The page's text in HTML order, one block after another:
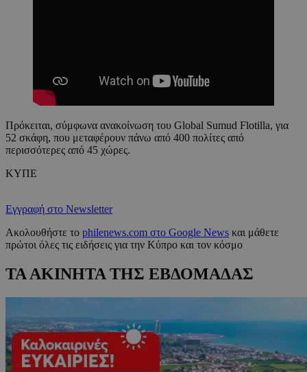
Πρόκειται, σύμφωνα ανακοίνωση του Global Sumud Flotilla, για
52 σκάφη, που μεταφέρουν πάνω από 400 πολίτες από
περισσότερες από 45 χώρες.
ΚΥΠΕ
Εγγραφή στο Newsletter
Ακολουθήστε το philenews.com στο Google News και μάθετε
πρώτοι όλες τις ειδήσεις για την Κύπρο και τον κόσμο
ΤΑ ΑΚΙΝΗΤΑ ΤΗΣ ΕΒΔΟΜΑΔΑΣ